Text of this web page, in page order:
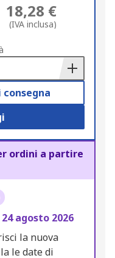
18,28 €
(IVA inclusa)
ordini a partire
24 agosto 2026
la nuova
le date di